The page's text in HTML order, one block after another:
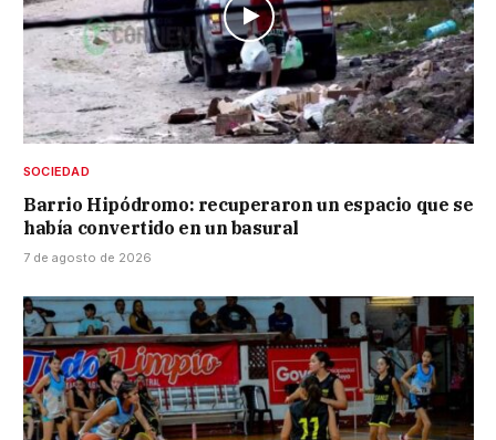
SOCIEDAD
Barrio Hipódromo: recuperaron un espacio que se
había convertido en un basural
7 de agosto de 2026